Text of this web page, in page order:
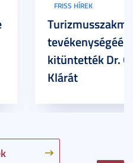
FRISS HÍREK
tevékenységéért
kitüntették Dr.
Klárát